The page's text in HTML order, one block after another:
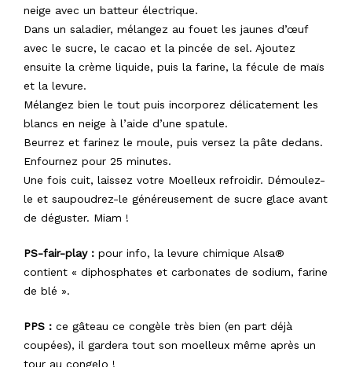
neige avec un batteur électrique.
Dans un saladier, mélangez au fouet les jaunes d’œuf
avec le sucre, le cacao et la pincée de sel. Ajoutez
ensuite la crème liquide, puis la farine, la fécule de maïs
et la levure.
Mélangez bien le tout puis incorporez délicatement les
blancs en neige à l’aide d’une spatule.
Beurrez et farinez le moule, puis versez la pâte dedans.
Enfournez pour 25 minutes.
Une fois cuit, laissez votre Moelleux refroidir. Démoulez-
le et saupoudrez-le généreusement de sucre glace avant
de déguster. Miam !
PS-fair-play : pour info, la levure chimique Alsa®
contient « diphosphates et carbonates de sodium, farine
de blé ».
PPS : ce gâteau ce congèle très bien (en part déjà
coupées), il gardera tout son moelleux même après un
tour au congelo !